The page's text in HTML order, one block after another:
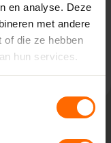
en analyse. Deze
met andere
of die ze hebben
hun services.